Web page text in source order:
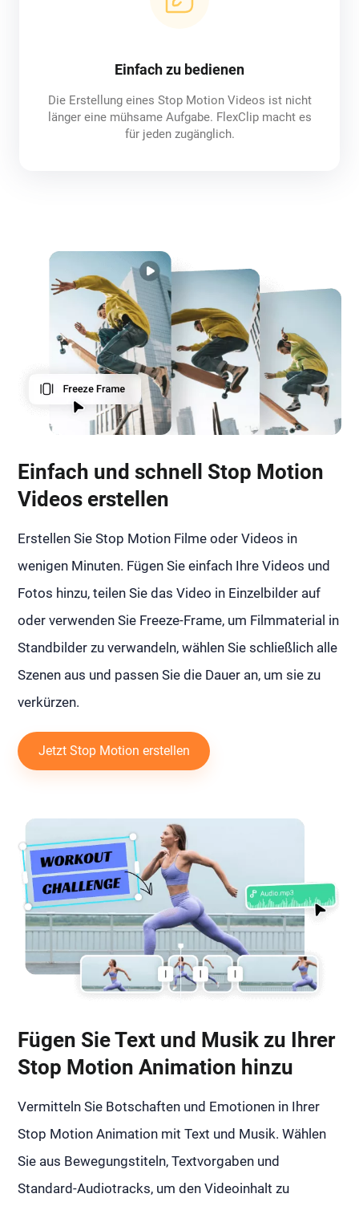
Einfach zu bedienen
Die Erstellung eines Stop Motion Videos ist nicht
länger eine mühsame Aufgabe. FlexClip macht es
für jeden zugänglich.
Einfach und schnell Stop Motion
Videos erstellen
Erstellen Sie Stop Motion Filme oder Videos in
wenigen Minuten. Fügen Sie einfach Ihre Videos und
Fotos hinzu, teilen Sie das Video in Einzelbilder auf
oder verwenden Sie Freeze-Frame, um Filmmaterial in
Standbilder zu verwandeln, wählen Sie schließlich alle
Szenen aus und passen Sie die Dauer an, um sie zu
verkürzen.
Jetzt Stop Motion erstellen
Fügen Sie Text und Musik zu Ihrer
Stop Motion Animation hinzu
Vermitteln Sie Botschaften und Emotionen in Ihrer
Stop Motion Animation mit Text und Musik. Wählen
Sie aus Bewegungstiteln, Textvorgaben und
Standard-Audiotracks, um den Videoinhalt zu